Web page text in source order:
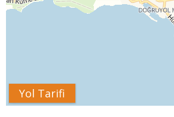
Yol Tarifi